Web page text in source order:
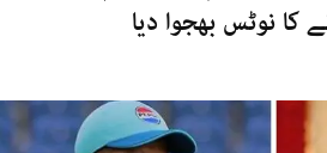
کا نوٹس بھجوا دیا